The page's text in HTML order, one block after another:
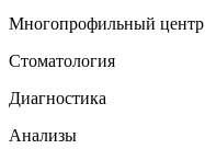
Многопрофильный центр
Стоматология
Диагностика
Анализы